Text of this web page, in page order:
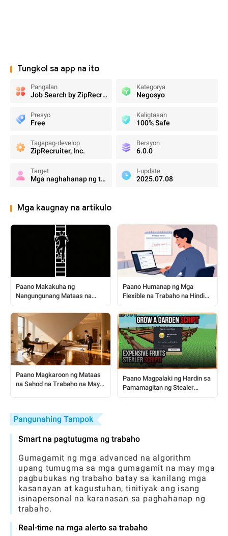
Tungkol sa app na ito
Pangalan
Job Search by ZipRecruiter
Kategorya
Negosyo
Presyo
Free
Kaligtasan
100% Safe
Tagapag-develop
ZipRecruiter, Inc.
Bersyon
6.0.0
Target
Mga naghahanap ng trabaho
I-update
2025.07.08
Mga kaugnay na artikulo
Paano Makakuha ng
Nangungunang Mataas na
Isang Step-by-Step na Gabay
Paano Humanap ng Mga
Flexible na Trabaho na Hindi
Karanasan: Isang Gabay na
Sunud-sunod
Paano Magkaroon ng Mataas
na Sahod na Trabaho na May
Remote na mga Trabaho
Paano Magpalaki ng Hardin sa
Pamamagitan ng Stealer
Pangunahing Tampok
Smart na pagtutugma ng trabaho
Gumagamit ng mga advanced na algorithm
upang tumugma sa mga gumagamit na may mga
pagbubukas ng trabaho batay sa kanilang mga
kasanayan at kagustuhan, tinitiyak ang isang
isinapersonal na karanasan sa paghahanap ng
trabaho.
Real-time na mga alerto sa trabaho